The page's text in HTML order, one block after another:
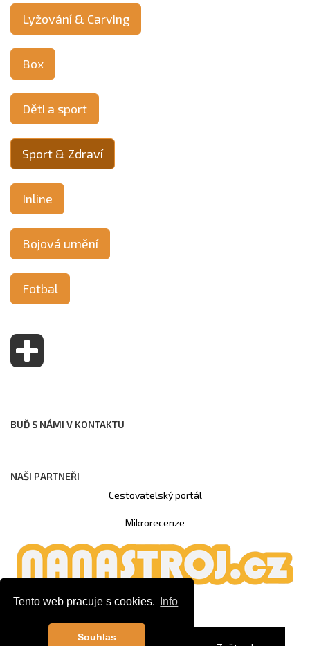
Tento web pracuje s cookies. Info
Souhlas
Lyžování & Carving
Box
Děti a sport
Sport & Zdraví
Inline
Bojová umění
Fotbal
BUĎ S NÁMI V KONTAKTU
NAŠI PARTNEŘI
Cestovatelský portál
Mikrorecenze